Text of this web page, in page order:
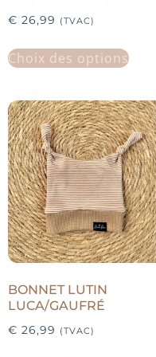
€ 26,99 (TVAC)
Choix des options
BONNET LUTIN
LUCA/GAUFRÉ
€ 26,99 (TVAC)